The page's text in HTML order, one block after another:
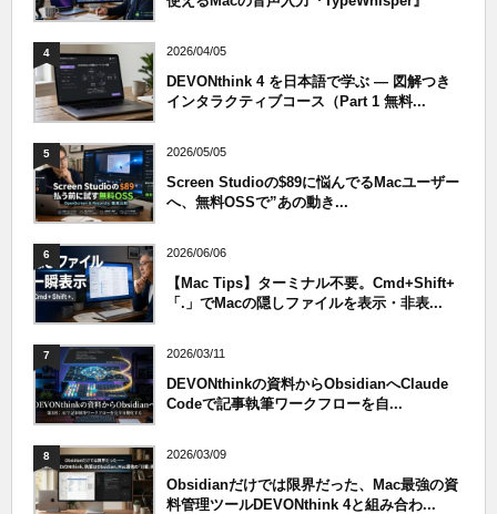
4 2026/04/05
DEVONthink 4 を日本語で学ぶ — 図解つき
インタラクティブコース（Part 1 無料...
5 2026/05/05
Screen Studioの$89に悩んでるMacユーザー
へ、無料OSSで”あの動き...
6 2026/06/06
【Mac Tips】ターミナル不要。Cmd+Shift+
「.」でMacの隠しファイルを表示・非表...
7 2026/03/11
DEVONthinkの資料からObsidianへClaude
Codeで記事執筆ワークフローを自...
8 2026/03/09
Obsidianだけでは限界だった、Mac最強の資
料管理ツールDEVONthink 4と組み合わ...